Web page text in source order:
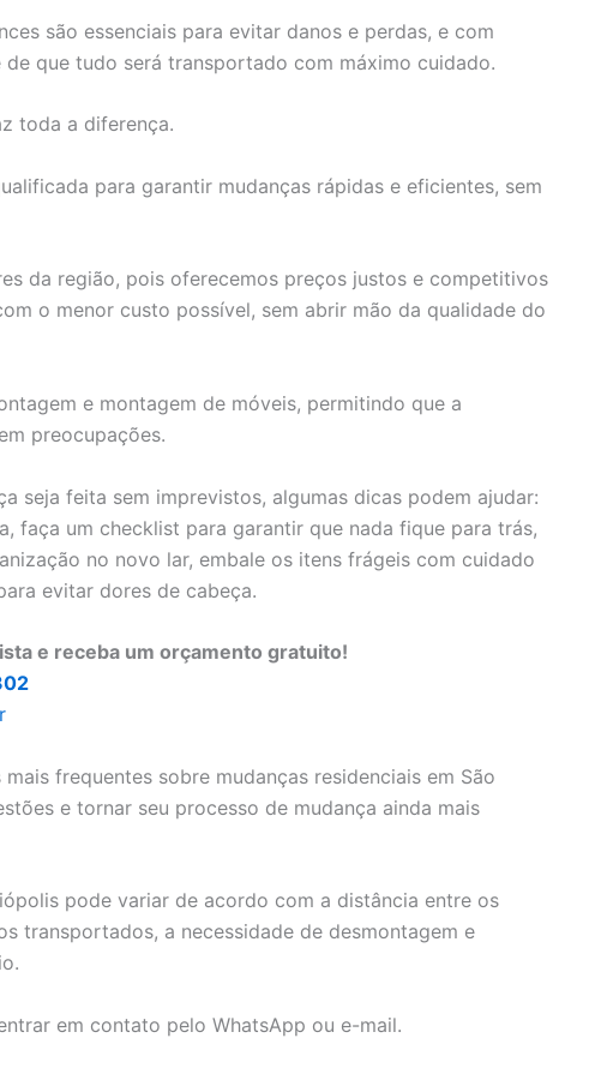
são essenciais para evitar danos e perdas, e com
que tudo será transportado com máximo cuidado.
toda a diferença.
para garantir mudanças rápidas e eficientes, sem
da região, pois oferecemos preços justos e competitivos
o menor custo possível, sem abrir mão da qualidade do
e montagem de móveis, permitindo que a
preocupações.
seja feita sem imprevistos, algumas dicas podem ajudar:
faça um checklist para garantir que nada fique para trás,
no novo lar, embale os itens frágeis com cuidado
evitar dores de cabeça.
e receba um orçamento gratuito!
frequentes sobre mudanças residenciais em São
e tornar seu processo de mudança ainda mais
pode variar de acordo com a distância entre os
transportados, a necessidade de desmontagem e
em contato pelo WhatsApp ou e-mail.